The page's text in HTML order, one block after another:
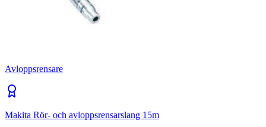
Avloppsrensare
Makita Rör- och avloppsrensarslang 15m